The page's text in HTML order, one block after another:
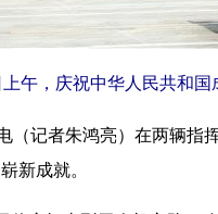
上午，庆祝中华人民共和
记者朱鸿亮）在两辆指
新成就。